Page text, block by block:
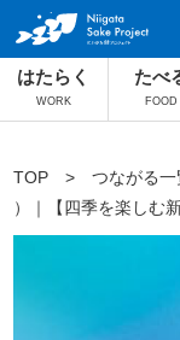
はたらく
WORK
たべ
FOOD
TOP >つながる一
）｜【四季を楽しむ